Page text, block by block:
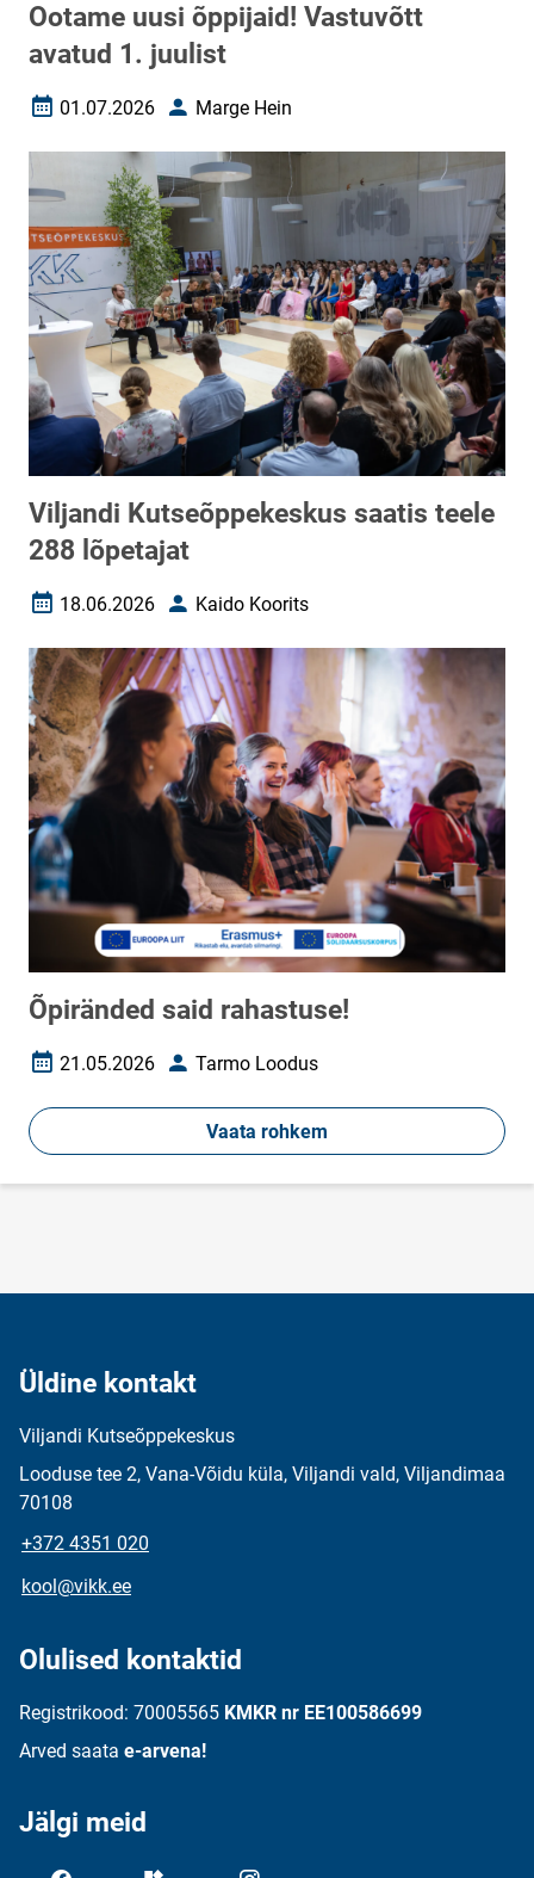
Ootame uusi õppijaid! Vastuvõtt
avatud 1. juulist
Loomise kuupäev
01.07.2026 AutorMarge Hein
Viljandi Kutseõppekeskus saatis teele
288 lõpetajat
Loomise kuupäev
18.06.2026 AutorKaido Koorits
Õpiränded said rahastuse!
Loomise kuupäev
21.05.2026 AutorTarmo Loodus
Vaata rohkem
Üldine kontakt
Viljandi Kutseõppekeskus
Looduse tee 2, Vana-Võidu küla, Viljandi vald, Viljandimaa
70108
+372 4351 020
kool@vikk.ee
Olulised kontaktid
Registrikood: 70005565 KMKR nr EE100586699
Arved saata e-arvena!
Jälgi meid